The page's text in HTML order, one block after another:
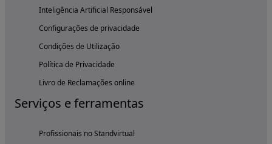
Inteligência Artificial Responsável
Configurações de privacidade
Condições de Utilização
Política de Privacidade
Livro de Reclamações online
Serviços e ferramentas
Profissionais no Standvirtual